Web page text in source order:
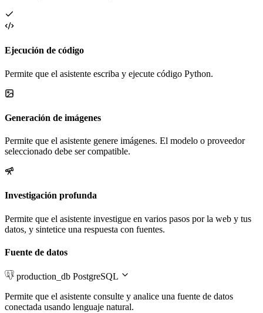
Ejecución de código
Permite que el asistente escriba y ejecute código Python.
Generación de imágenes
Permite que el asistente genere imágenes. El modelo o proveedor
seleccionado debe ser compatible.
Investigación profunda
Permite que el asistente investigue en varios pasos por la web y tus
datos, y sintetice una respuesta con fuentes.
Fuente de datos
production_db PostgreSQL
Permite que el asistente consulte y analice una fuente de datos
conectada usando lenguaje natural.